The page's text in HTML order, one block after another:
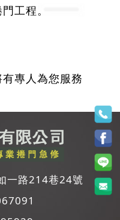
工程。
專人為您服務
一路214巷24號